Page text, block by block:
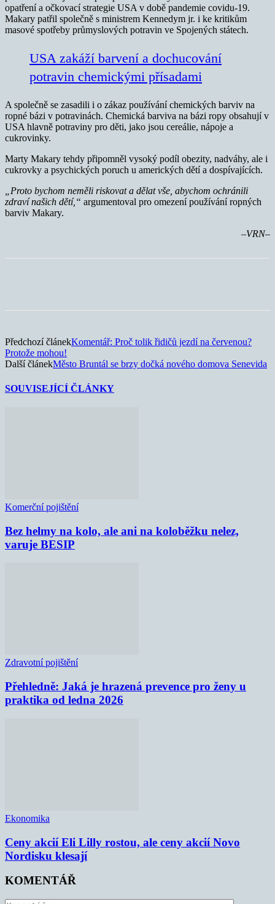
opatření a očkovací strategie USA v době pandemie covidu-19.
Makary patřil společně s ministrem Kennedym jr. i ke kritikům
masové spotřeby průmyslových potravin ve Spojených státech.
USA zakáží barvení a dochucování
potravin chemickými přísadami
A společně se zasadili i o zákaz používání chemických barviv na
ropné bázi v potravinách. Chemická barviva na bázi ropy obsahují v
USA hlavně potraviny pro děti, jako jsou cereálie, nápoje a
cukrovinky.
Marty Makary tehdy připomněl vysoký podíl obezity, nadváhy, ale i
cukrovky a psychických poruch u amerických dětí a dospívajících.
„Proto bychom neměli riskovat a dělat vše, abychom ochránili
zdraví našich dětí,“ argumentoval pro omezení používání ropných
barviv Makary.
–VRN–
Předchozí článekKomentář: Proč tolik řidičů jezdí na červenou?
Protože mohou!
Další článekMěsto Bruntál se brzy dočká nového domova Senevida
SOUVISEJÍCÍ ČLÁNKY
Komerční pojištění
Bez helmy na kolo, ale ani na koloběžku nelez,
varuje BESIP
Zdravotní pojištění
Přehledně: Jaká je hrazená prevence pro ženy u
praktika od ledna 2026
Ekonomika
Ceny akcií Eli Lilly rostou, ale ceny akcií Novo
Nordisku klesají
KOMENTÁŘ